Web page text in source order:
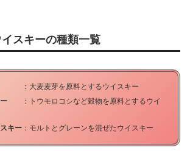
イスキーの種類一覧
ー
：大麦麦芽を原料とするウイスキー
ー
：トウモロコシなど穀物を原料とするウイ
キー ：モルトとグレーンを混ぜたウイスキー